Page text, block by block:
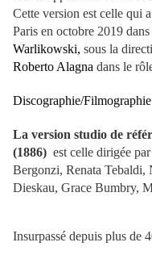
Cette version est celle qui
Paris en octobre 2019
Warlikowski, sous la
Roberto Alagna dans le
Discographie/Filmographie
La version studio de
(1886) est celle dirigée par
Bergonzi, Renata
Dieskau, Grace Bumbry,
Insurpassé depuis plus de